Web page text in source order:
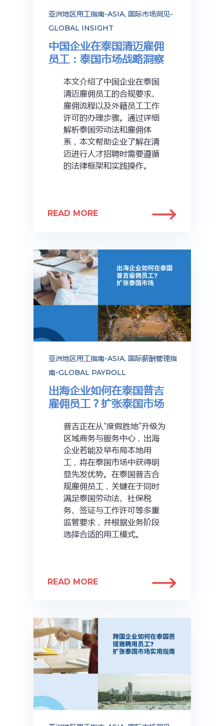
亚洲地区用工指南-ASIA, 国际市场洞见-
GLOBAL INSIGHT
中国企业在泰国清迈雇佣
员工：泰国市场战略洞察
本文介绍了中国企业在泰国
清迈雇佣员工的合规要求、
雇佣流程以及外籍员工工作
许可的办理步骤。通过详细
解析泰国劳动法和雇佣体
系，本文帮助企业了解在清
迈进行人才招聘时需要遵循
的法律框架和实践操作。
READ MORE
亚洲地区用工指南-ASIA, 国际薪酬管理指
南-GLOBAL PAYROLL
出海企业如何在泰国普吉
雇佣员工？扩张泰国市场
普吉正在从“度假胜地”升级为
区域商务与服务中心，出海
企业若能及早布局本地用
工，将在泰国市场中获得明
显先发优势。在泰国普吉合
规雇佣员工，关键在于同时
满足泰国劳动法、社保税
务、签证与工作许可等多重
监管要求，并根据业务阶段
选择合适的用工模式。
READ MORE